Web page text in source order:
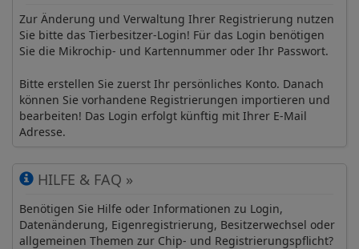
Zur Änderung und Verwaltung Ihrer Registrierung nutzen
Sie bitte das Tierbesitzer-Login! Für das Login benötigen
Sie die Mikrochip- und Kartennummer oder Ihr Passwort.
Bitte erstellen Sie zuerst Ihr persönliches Konto. Danach
können Sie vorhandene Registrierungen importieren und
bearbeiten! Das Login erfolgt künftig mit Ihrer E-Mail
Adresse.
HILFE & FAQ »
Benötigen Sie Hilfe oder Informationen zu Login,
Datenänderung, Eigenregistrierung, Besitzerwechsel oder
allgemeinen Themen zur Chip- und Registrierungspflicht?